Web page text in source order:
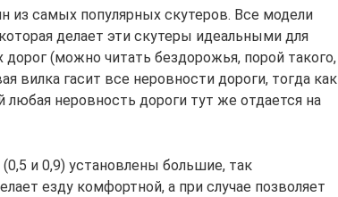
из самых популярных скутеров. Все модели
делает эти скутеры идеальными для
дорог (можно читать бездорожья, порой такого,
вилка гасит все неровности дороги, тогда как
любая неровность дороги тут же отдается на
и 0,9) установлены большие, так
езду комфортной, а при случае позволяет